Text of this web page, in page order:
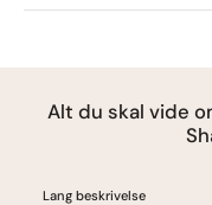
Alt du skal vide
Lang beskrivelse